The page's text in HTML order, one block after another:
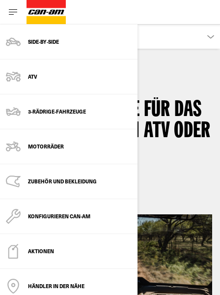
SIDE‑BY‑SIDE
ATV
3-RÄDRIGE-FAHRZEUGE
MOTORRÄDER
ZUBEHÖR UND BEKLEIDUNG
KONFIGURIEREN CAN-AM
AKTIONEN
HÄNDLER IN DER NÄHE
FAHRZEUGE
DAS BRAUCHEN SIE FÜR DAS
FAHREN MIT EINEM ATV ODER
SSV
ByCan-Am Off-Road